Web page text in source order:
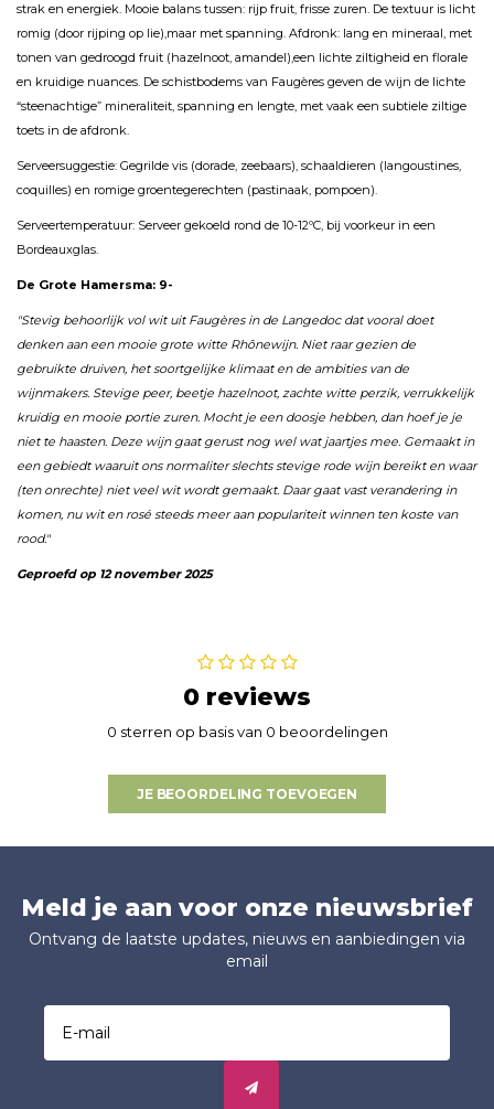
strak en energiek. Mooie balans tussen: rijp fruit, frisse zuren. De textuur is licht
romig (door rijping op lie),maar met spanning. Afdronk: lang en mineraal, met
tonen van gedroogd fruit (hazelnoot, amandel),een lichte ziltigheid en florale
en kruidige nuances. De schistbodems van Faugères geven de wijn de lichte
“steenachtige” mineraliteit, spanning en lengte, met vaak een subtiele ziltige
toets in de afdronk.
Serveersuggestie: Gegrilde vis (dorade, zeebaars), schaaldieren (langoustines,
coquilles) en romige groentegerechten (pastinaak, pompoen).
Serveertemperatuur: Serveer gekoeld rond de 10-12ºC, bij voorkeur in een
Bordeauxglas.
De Grote Hamersma: 9-
"Stevig behoorlijk vol wit uit Faugères in de Langedoc dat vooral doet
denken aan een mooie grote witte Rhônewijn. Niet raar gezien de
gebruikte druiven, het soortgelijke klimaat en de ambities van de
wijnmakers. Stevige peer, beetje hazelnoot, zachte witte perzik, verrukkelijk
kruidig en mooie portie zuren. Mocht je een doosje hebben, dan hoef je je
niet te haasten. Deze wijn gaat gerust nog wel wat jaartjes mee. Gemaakt in
een gebiedt waaruit ons normaliter slechts stevige rode wijn bereikt en waar
(ten onrechte) niet veel wit wordt gemaakt. Daar gaat vast verandering in
komen, nu wit en rosé steeds meer aan populariteit winnen ten koste van
rood."
Geproefd op 12 november 2025
0 reviews
0 sterren op basis van 0 beoordelingen
JE BEOORDELING TOEVOEGEN
Meld je aan voor onze nieuwsbrief
Ontvang de laatste updates, nieuws en aanbiedingen via
email